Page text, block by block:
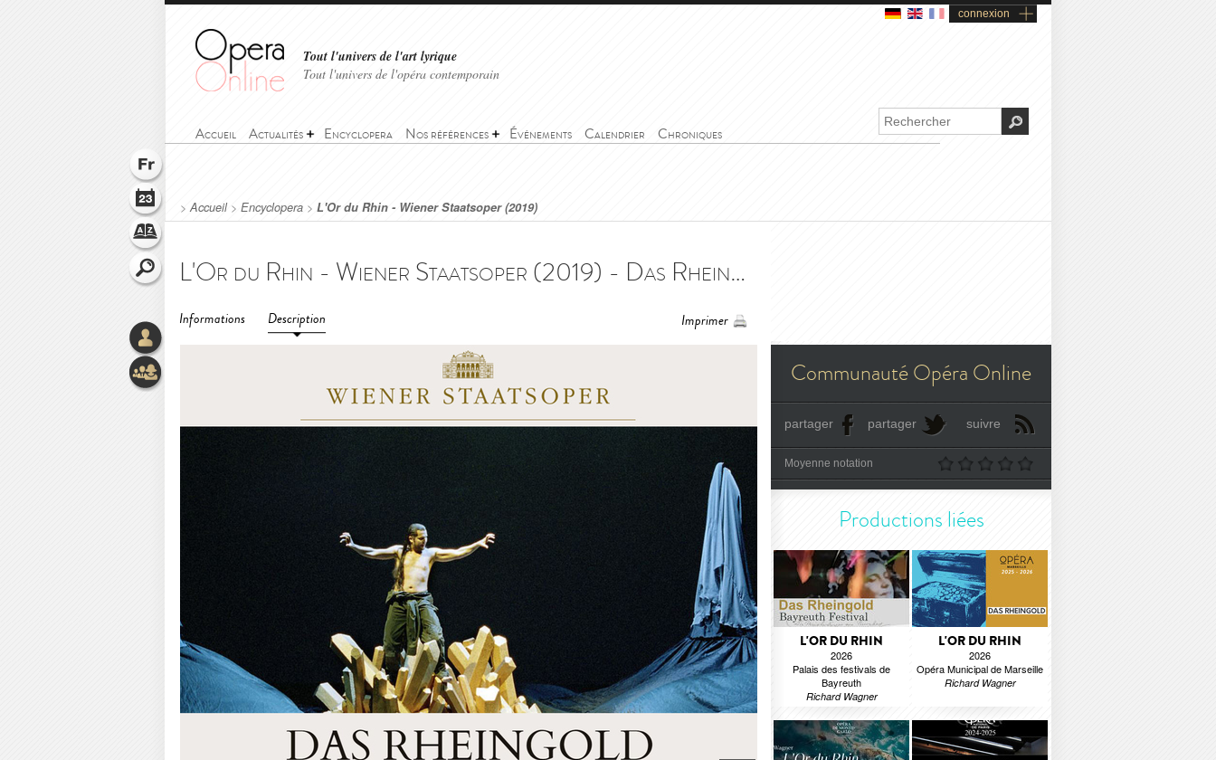
connexion
Tout l'univers de l'art lyrique
Tout l'univers de l'opéra contemporain
Accueil Actualités Encyclopera Nos références Événements Calendrier Chroniques
>Accueil> Encyclopera > L'Or du Rhin - Wiener Staatsoper (2019)
L'Or du Rhin - Wiener Staatsoper (2019) - Das Rheingold - Wiener Staatsoper (2019)
Informations Description Imprimer
Communauté Opéra Online
partager partager suivre
Moyenne notation
Productions liées
L'OR DU RHIN
2026
Palais des festivals de
Bayreuth
Richard Wagner
L'OR DU RHIN
2026
Opéra Municipal de Marseille
Richard Wagner